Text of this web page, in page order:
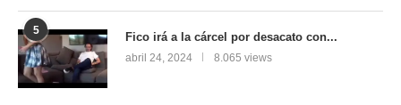
5 Fico irá a la cárcel por desacato con...
abril 24, 2024 8.065 views